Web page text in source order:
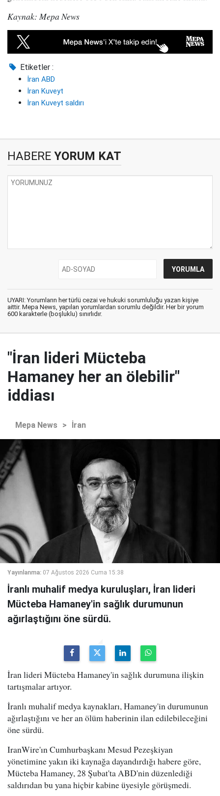
Kaynak: Mepa News
Etiketler :
İran ABD
İran Kuveyt
İran Kuveyt saldırı
HABERE YORUM KAT
UYARI: Yorumların her türlü cezai ve hukuki sorumluluğu yazan kişiye
aittir. Mepa News, yapılan yorumlardan sorumlu değildir. Her bir yorum
600 karakterle (boşluklu) sınırlıdır.
"İran lideri Mücteba
Hamaney her an ölebilir"
iddiası
Mepa News > İran
Yayınlanma: 07 Ağustos 2026 Cuma 15:38
İranlı muhalif medya kuruluşları, İran lideri
Mücteba Hamaney'in sağlık durumunun
ağırlaştığını öne sürdü.
İran lideri Mücteba Hamaney'in sağlık durumuna ilişkin
tartışmalar artıyor.
İranlı muhalif medya kaynakları, Hamaney'in durumunun
ağırlaştığını ve her an ölüm haberinin ilan edilebileceğini
öne sürdü.
IranWire'ın Cumhurbaşkanı Mesud Pezeşkiyan
yönetimine yakın iki kaynağa dayandırdığı habere göre,
Mücteba Hamaney, 28 Şubat'ta ABD'nin düzenlediği
saldırıdan bu yana hiçbir kabine üyesiyle görüşmedi.